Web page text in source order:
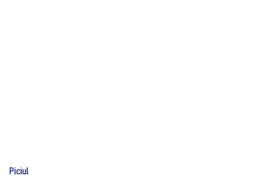
Piciul